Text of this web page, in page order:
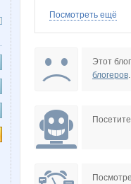
perez-olga
Иринкасв Лепесток
Посмотреть ещё
Этот
блогеров.